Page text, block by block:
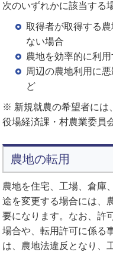
次のいずれかに該当する
取得者が取得する
ない場合
農地を効率的に利
周辺の農地利用に
ど
※ 新規就農の希望者には
役場経済課・村農業委員
農地の転用
農地を住宅、工場、倉庫
途を変更する場合には、
要になります。なお、許
場合や、転用許可に係る
は、農地法違反となり、